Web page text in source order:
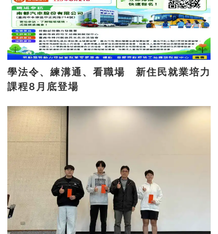
學法令、練溝通、看職場 新住民就業培力
課程8月底登場